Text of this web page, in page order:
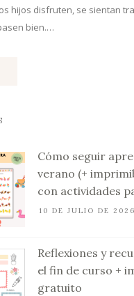
hijos disfruten, se sientan
bien.…
Cómo seguir
verano (+
con actividades
10 DE JULIO DE 2026
Reflexiones y
el fin de curso +
gratuito